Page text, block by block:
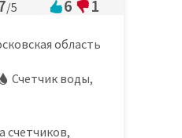
/5 6 1
область
Счетчик воды,
счетчиков,